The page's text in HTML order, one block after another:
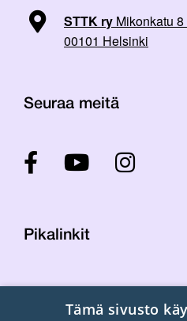
STTK ry Mikonkatu
00101 Helsinki
Seuraa meitä
Pikalinkit
Laskutustiedot
Tämä sivusto